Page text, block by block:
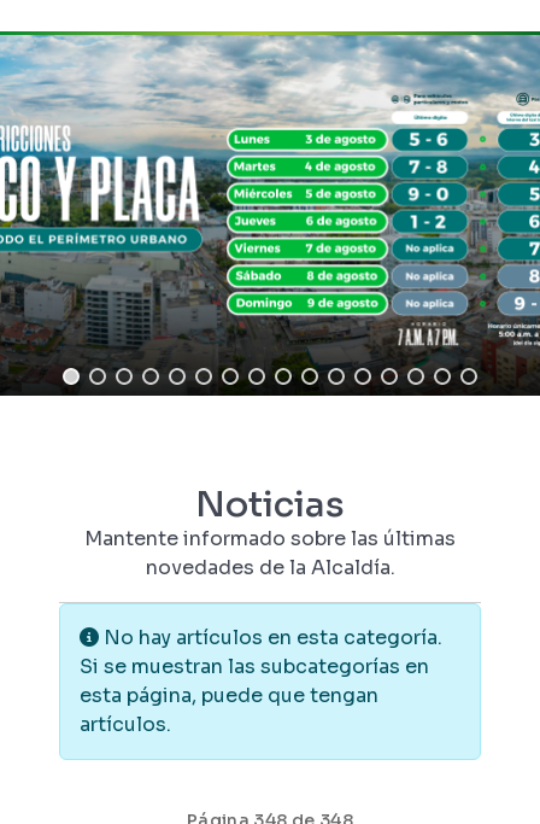
Noticias
Mantente informado sobre las últimas
novedades de la Alcaldía.
Información
No hay artículos en esta categoría.
Si se muestran las subcategorías en
esta página, puede que tengan
artículos.